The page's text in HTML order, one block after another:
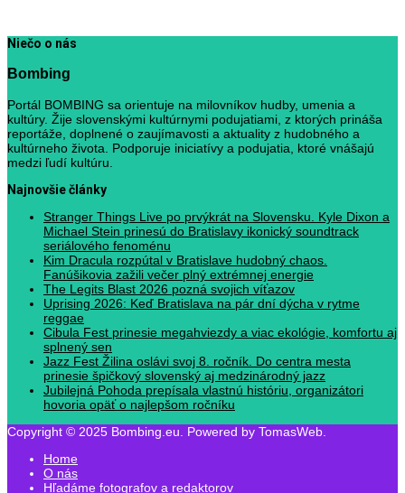
Niečo o nás
Bombing
Portál BOMBING sa orientuje na milovníkov hudby, umenia a
kultúry. Žije slovenskými kultúrnymi podujatiami, z ktorých prináša
reportáže, doplnené o zaujímavosti a aktuality z hudobného a
kultúrneho života. Podporuje iniciatívy a podujatia, ktoré vnášajú
medzi ľudí kultúru.
Najnovšie články
Stranger Things Live po prvýkrát na Slovensku. Kyle Dixon a
Michael Stein prinesú do Bratislavy ikonický soundtrack
seriálového fenoménu
Kim Dracula rozpútal v Bratislave hudobný chaos.
Fanúšikovia zažili večer plný extrémnej energie
The Legits Blast 2026 pozná svojich víťazov
Uprising 2026: Keď Bratislava na pár dní dýcha v rytme
reggae
Cibula Fest prinesie megahviezdy a viac ekológie, komfortu aj
splnený sen
Jazz Fest Žilina oslávi svoj 8. ročník. Do centra mesta
prinesie špičkový slovenský aj medzinárodný jazz
Jubilejná Pohoda prepísala vlastnú históriu, organizátori
hovoria opäť o najlepšom ročníku
Copyright © 2025 Bombing.eu. Powered by TomasWeb.
Home
O nás
Hľadáme fotografov a redaktorov